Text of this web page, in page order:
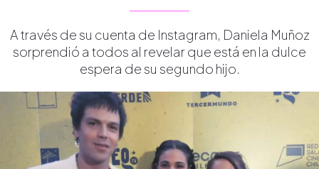
A través de su cuenta de Instagram, Daniela Muñoz
sorprendió a todos al revelar que está en la dulce
espera de su segundo hijo.